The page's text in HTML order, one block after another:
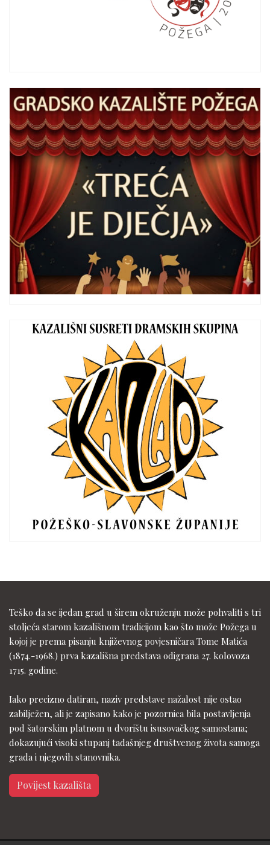
Teško da se ijedan grad u širem okruženju može pohvaliti s tri
stoljeća starom kazališnom tradicijom kao što može Požega u
kojoj je prema pisanju književnog povjesničara Tome Matića
(1874.-1968.) prva kazališna predstava odigrana 27. kolovoza
1715. godine.
Iako precizno datiran, naziv predstave nažalost nije ostao
zabilježen, ali je zapisano kako je pozornica bila postavljenja
pod šatorskim platnom u dvorištu isusovačkog samostana;
dokazujući visoki stupanj tadašnjeg društvenog života samoga
grada i njegovih stanovnika.
Povijest kazališta